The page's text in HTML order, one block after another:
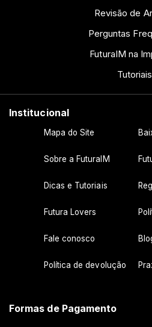
Revisão de
Perguntas
FuturaIM na
Tutoriais
Institucional
Mapa do Site
Sobre a FuturaIM
Dicas e Tutoriais
Futura Lovers
Fale conosco
Política de devolução
Formas de Pagamento